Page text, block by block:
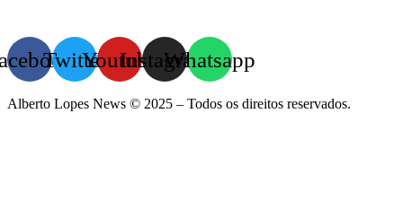
TwitterYoutubeInstagramWhatsapp
Alberto Lopes News © 2025 – Todos os direitos reservados.